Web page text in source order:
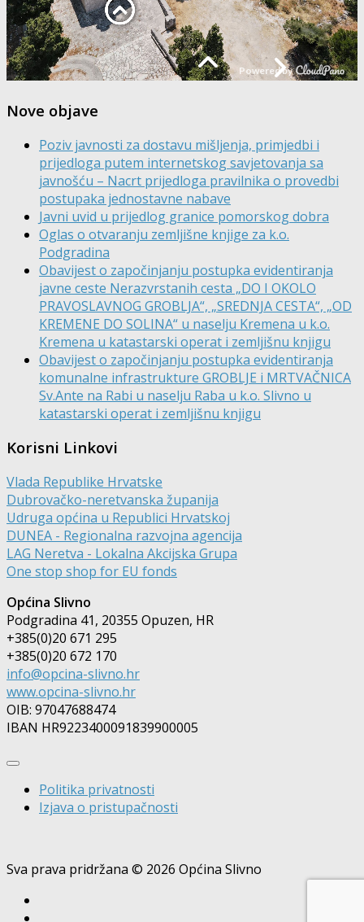
Nove objave
Poziv javnosti za dostavu mišljenja, primjedbi i
prijedloga putem internetskog savjetovanja sa
javnošću – Nacrt prijedloga pravilnika o provedbi
postupaka jednostavne nabave
Javni uvid u prijedlog granice pomorskog dobra
Oglas o otvaranju zemljišne knjige za k.o.
Podgradina
Obavijest o započinjanju postupka evidentiranja
javne ceste Nerazvrstanih cesta „DO I OKOLO
PRAVOSLAVNOG GROBLJA“, „SREDNJA CESTA“, „OD
KREMENE DO SOLINA“ u naselju Kremena u k.o.
Kremena u katastarski operat i zemljišnu knjigu
Obavijest o započinjanju postupka evidentiranja
komunalne infrastrukture GROBLJE i MRTVAČNICA
Sv.Ante na Rabi u naselju Raba u k.o. Slivno u
katastarski operat i zemljišnu knjigu
Korisni Linkovi
Vlada Republike Hrvatske
Dubrovačko-neretvanska županija
Udruga općina u Republici Hrvatskoj
DUNEA - Regionalna razvojna agencija
LAG Neretva - Lokalna Akcijska Grupa
One stop shop for EU fonds
Općina Slivno
Podgradina 41, 20355 Opuzen, HR
+385(0)20 671 295
+385(0)20 672 170
info@opcina-slivno.hr
www.opcina-slivno.hr
OIB: 97047688474
IBAN HR9223400091839900005
Politika privatnosti
Izjava o pristupačnosti
Sva prava pridržana © 2026 Općina Slivno